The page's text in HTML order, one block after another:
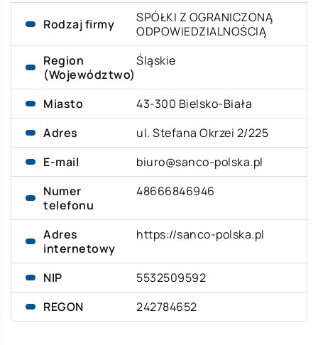
Rodzaj firmy
SPÓŁKI Z OGRANICZONĄ
ODPOWIEDZIALNOŚCIĄ
Region
(Województwo)
Śląskie
Miasto
43-300 Bielsko-Biała
Adres
ul. Stefana Okrzei 2/225
E-mail
biuro@sanco-polska.pl
Numer
telefonu
48666846946
Adres
internetowy
https://sanco-polska.pl
NIP
5532509592
REGON
242784652